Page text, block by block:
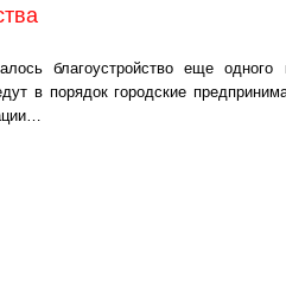
благоустройство еще одного
в порядок городские